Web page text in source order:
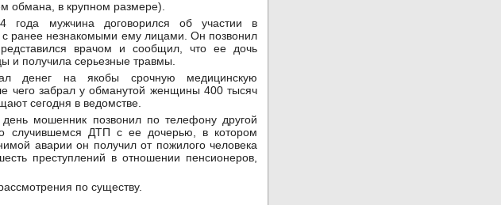
обмана, в крупном размере).
года мужчина договорился об участии в
с ранее незнакомыми ему лицами. Он позвонил
врачом и сообщил, что ее дочь
и получила серьезные травмы.
денег на якобы срочную медицинскую
чего забрал у обманутой женщины 400 тысяч
сегодня в ведомстве.
мошенник позвонил по телефону другой
о случившемся ДТП с ее дочерью, в котором
аварии он получил от пожилого человека
преступлений в отношении пенсионеров,
по существу.